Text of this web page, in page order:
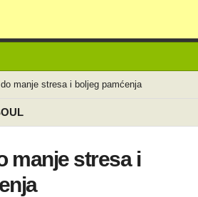
manje stresa i boljeg pamćenja
manje stresa i